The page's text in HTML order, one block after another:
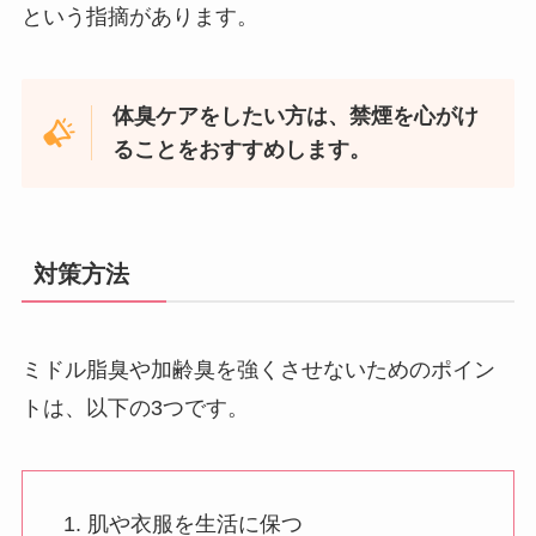
という指摘があります。
体臭ケアをしたい方は、禁煙を心がけ
ることをおすすめします。
対策方法
ミドル脂臭や加齢臭を強くさせないためのポイン
トは、以下の3つです。
肌や衣服を生活に保つ